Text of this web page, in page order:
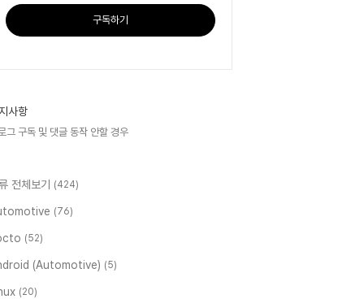
구독하기
사항
그 구독 및 댓글 동작 안할 경우
전체보기 (424)
(76)
(52)
(Automotive) (5)
(20)